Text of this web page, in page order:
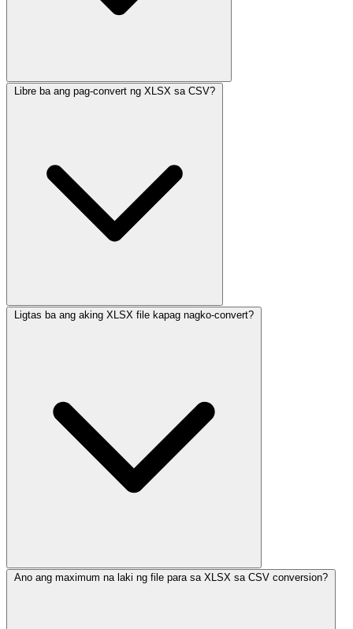
Libre ba ang pag-convert ng XLSX sa CSV?
Ligtas ba ang aking XLSX file kapag nagko-convert?
Ano ang maximum na laki ng file para sa XLSX sa CSV conversion?